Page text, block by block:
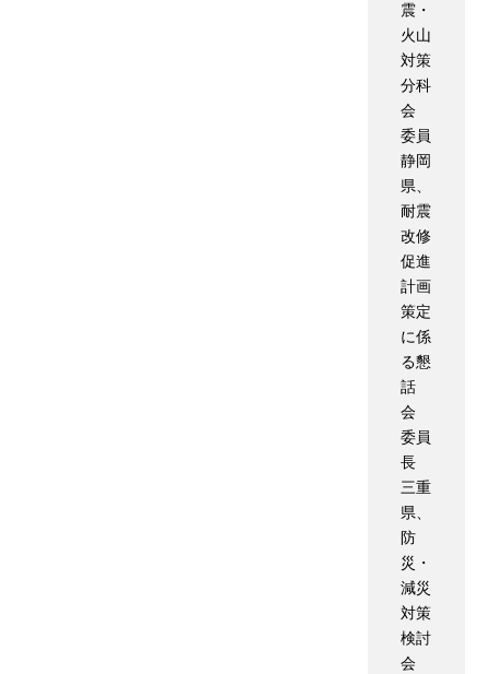
震・
火山
対策
分科
会
委員
静岡
県、
耐震
改修
促進
計画
策定
に係
る懇
話
会
委員
長
三重
県、
防
災・
減災
対策
検討
会